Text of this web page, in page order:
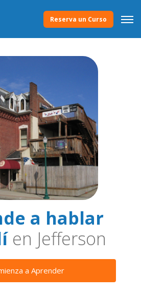
Reserva un Curso
a hablar
en Jefferson
a Aprender